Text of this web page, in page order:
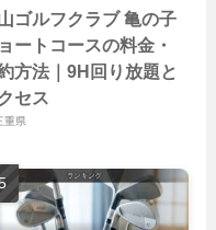
ゴルフクラブ 亀の子
ートコースの料金・
方法｜9H回り放題と
セス
重県